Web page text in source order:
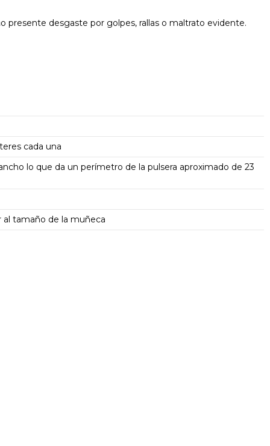
presente desgaste por golpes, rallas o maltrato evidente.
cada una
lo que da un perímetro de la pulsera aproximado de 23
al tamaño de la muñeca